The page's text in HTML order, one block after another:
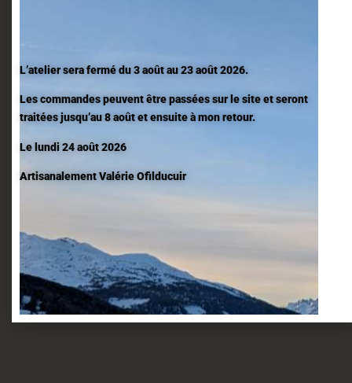
L’atelier sera fermé du 3 août au 23 août 2026.
Les commandes peuvent être passées sur le site et seront
traitées jusqu’au 8 août et ensuite à mon retour.
Le lundi 24 août 2026
Artisanalement Valérie Ofilducuir